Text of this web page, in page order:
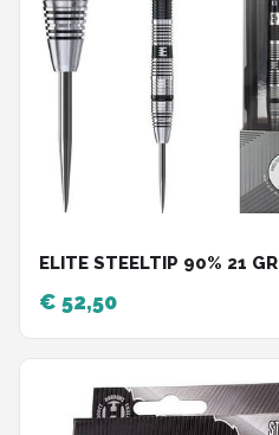
ELITE STEELTIP 90% 21 GR
€ 52,50